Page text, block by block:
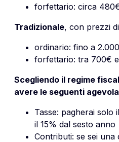
forfettario: circa
Tradizionale, con prezzi
ordinario: fino a
forfettario: tra 700€
Scegliendo il regime
avere le seguenti
Tasse: pagherai solo
il 15% dal sesto anno
Contributi: se sei una